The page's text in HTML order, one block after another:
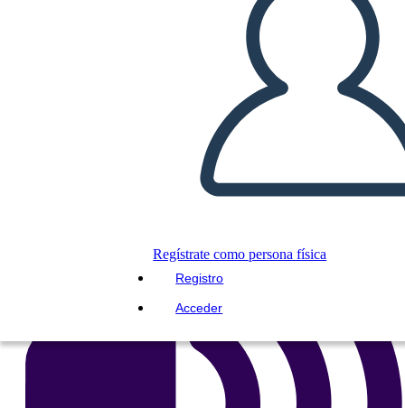
Regístrate como persona física
Registro
Acceder
Docentes 1
Copie este guión gráfico
CREAR UN GUIÓN GRÁFICO
JUEGO DE DIAPOSITIVAS
LEERME